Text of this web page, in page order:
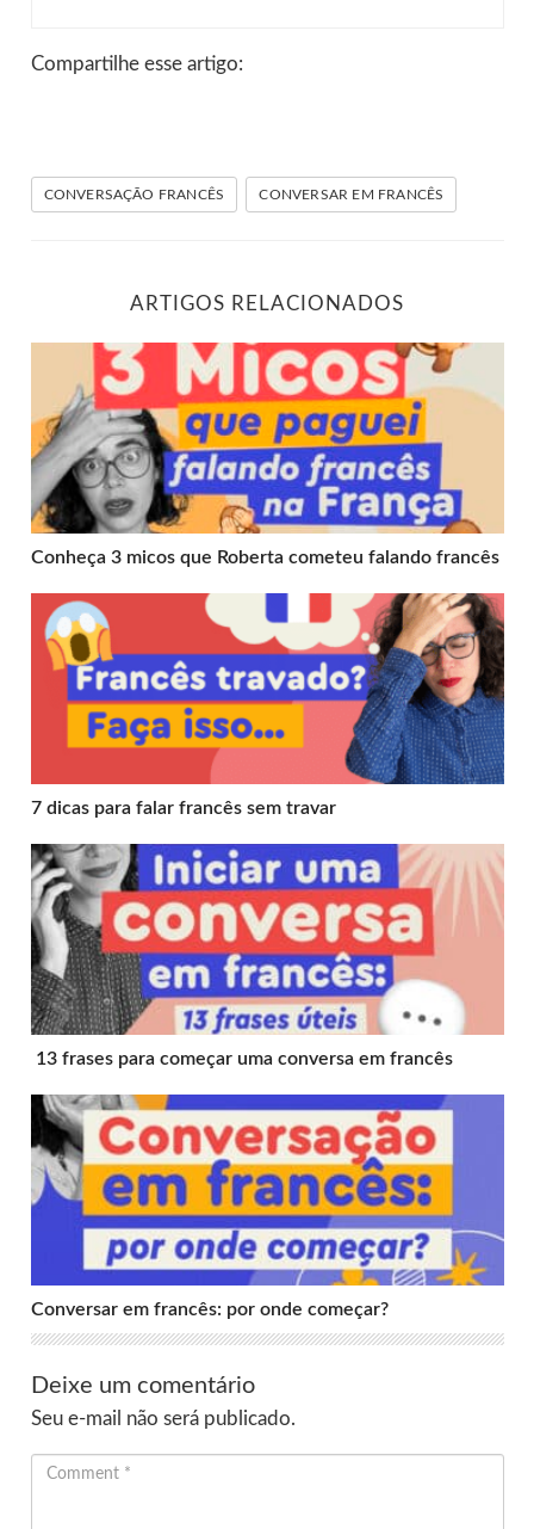
Compartilhe esse artigo:
CONVERSAÇÃO FRANCÊS CONVERSAR EM FRANCÊS
ARTIGOS RELACIONADOS
Conheça 3 micos que Roberta cometeu falando francês
Conheça 3 micos que Roberta cometeu falando francês
7 dicas para falar francês sem travar
7 dicas para falar francês sem travar
13 frases para começar uma conversa em francês
13 frases para começar uma conversa em francês
Conversar em francês: por onde começar?
Conversar em francês: por onde começar?
Deixe um comentário
Seu e-mail não será publicado.